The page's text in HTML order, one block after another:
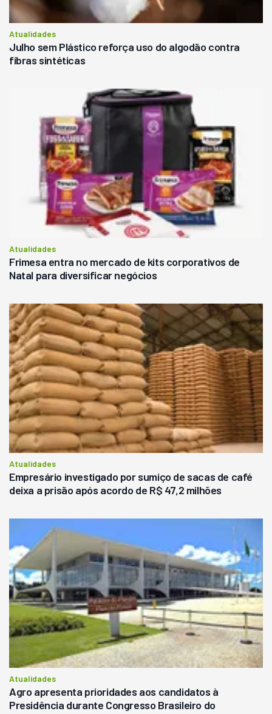
Atualidades
Julho sem Plástico reforça uso do algodão contra
fibras sintéticas
Atualidades
Frimesa entra no mercado de kits corporativos de
Natal para diversificar negócios
Atualidades
Empresário investigado por sumiço de sacas de café
deixa a prisão após acordo de R$ 47,2 milhões
Atualidades
Agro apresenta prioridades aos candidatos à
Presidência durante Congresso Brasileiro do